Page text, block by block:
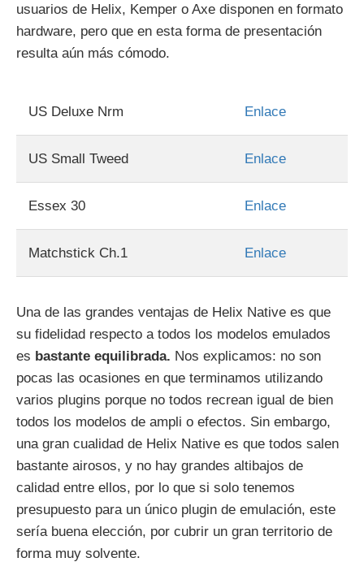
usuarios de Helix, Kemper o Axe disponen en formato
hardware, pero que en esta forma de presentación
resulta aún más cómodo.
US Deluxe Nrm Enlace
US Small Tweed Enlace
Essex 30 Enlace
Matchstick Ch.1 Enlace
Una de las grandes ventajas de Helix Native es que
su fidelidad respecto a todos los modelos emulados
es bastante equilibrada. Nos explicamos: no son
pocas las ocasiones en que terminamos utilizando
varios plugins porque no todos recrean igual de bien
todos los modelos de ampli o efectos. Sin embargo,
una gran cualidad de Helix Native es que todos salen
bastante airosos, y no hay grandes altibajos de
calidad entre ellos, por lo que si solo tenemos
presupuesto para un único plugin de emulación, este
sería buena elección, por cubrir un gran territorio de
forma muy solvente.